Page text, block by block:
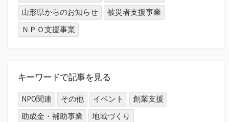
山形県からのお知らせ
被災者支援事業
ＮＰＯ支援事業
キーワードで記事を見る
NPO関連 その他 イベント
創業支援
助成金・補助事業
地域づくり